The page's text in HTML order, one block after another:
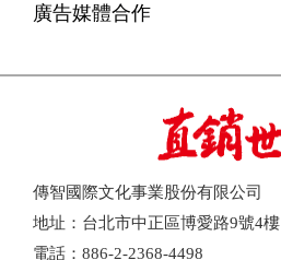
廣告媒體合作
傳智國際文化事業股份有限公司
地址：台北市中正區博愛路9號4樓
電話：886-2-2368-4498